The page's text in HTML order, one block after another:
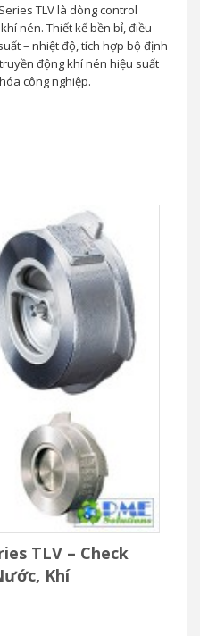
TLV là dòng control
nén. Thiết kế bền bỉ, điều
– nhiệt độ, tích hợp bộ định
động khí nén hiệu suất
công nghiệp.
TLV – Check
Khí